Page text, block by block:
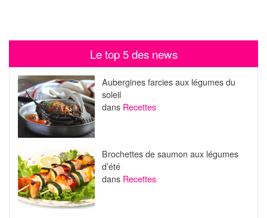
Le top 5 des news
Aubergines farcies aux légumes du
soleil
dans Recettes
Brochettes de saumon aux légumes
d’été
dans Recettes